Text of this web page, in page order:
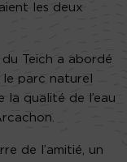
les deux
Teich a abordé
le parc naturel
la qualité de l’eau
de l’amitié, un